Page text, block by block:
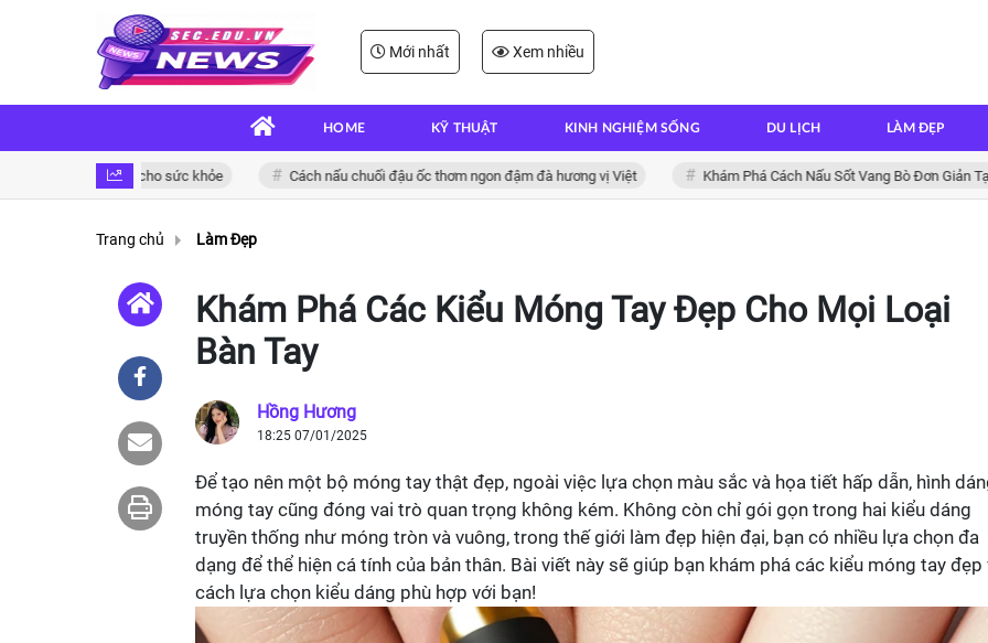
Mới nhất Xem nhiều
HOME KỸ THUẬT KINH NGHIỆM SỐNG DU LỊCH LÀM ĐẸP
bổ dưỡng cho sức khỏe Cách nấu chuối đậu ốc thơm ngon đậm đà hương vị Việt Khám Phá Cách Nấu Sốt Vang Bò Đơn Giản Tại Nhà
Trang chủ Làm Đẹp
Khám Phá Các Kiểu Móng Tay Đẹp Cho Mọi Loại
Bàn Tay
Hồng Hương
18:25 07/01/2025
Để tạo nên một bộ móng tay thật đẹp, ngoài việc lựa chọn màu sắc và họa tiết hấp dẫn, hình
móng tay cũng đóng vai trò quan trọng không kém. Không còn chỉ gói gọn trong hai kiểu dáng
truyền thống như móng tròn và vuông, trong thế giới làm đẹp hiện đại, bạn có nhiều lựa chọn đa
dạng để thể hiện cá tính của bản thân. Bài viết này sẽ giúp bạn khám phá các kiểu móng tay đẹp
cách lựa chọn kiểu dáng phù hợp với bạn!